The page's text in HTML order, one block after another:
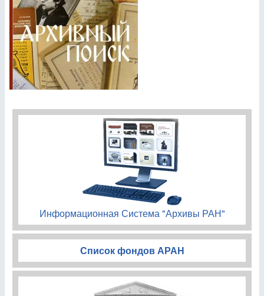
Информационная Система "Архивы РАН"
Список фондов АРАН